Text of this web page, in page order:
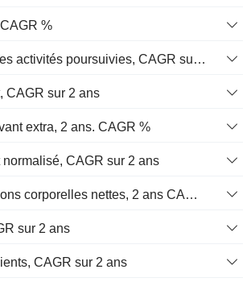
%
Bénéfices des activités poursuivies, CAGR sur 2 ans
CAGR sur 2 ans
extra, 2 ans. CAGR %
normalisé, CAGR sur 2 ans
Immobilisations corporelles nettes, 2 ans CAGR %
sur 2 ans
CAGR sur 2 ans